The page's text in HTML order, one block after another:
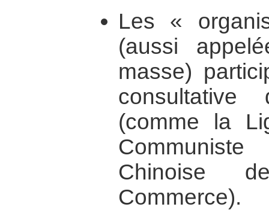
Les «
(aussi
masse)
(comme la
Chinoise
Commerce).